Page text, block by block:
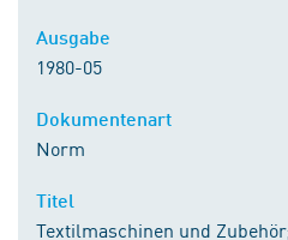
1980-05
Norm
Textilmaschinen und